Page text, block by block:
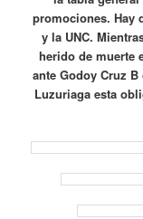
promociones. Hay
y la UNC.
herido de muerte
ante Godoy Cruz
Luzuriaga esta